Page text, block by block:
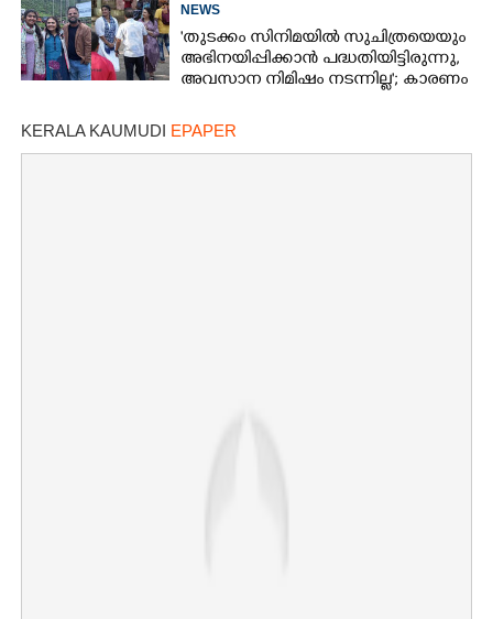
NEWS
'തുടക്കം സിനിമയിൽ സുചിത്രയെയും
അഭിനയിപ്പിക്കാൻ പദ്ധതിയിട്ടിരുന്നു,​
അവസാന നിമിഷം നടന്നില്ല'; കാരണം
KERALA KAUMUDI EPAPER